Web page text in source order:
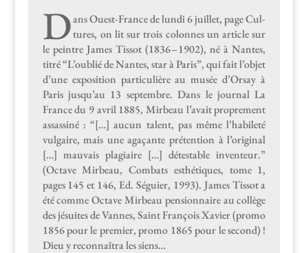
Dans Ouest-France de lun­di 6 juil­let, page Cul­
tures, on lit sur trois colonnes un arti­cle sur
le pein­tre James Tis­sot (1836 – 1902), né à Nantes,
titré “L’oublié de Nantes, star à Paris”, qui fait l’objet
d’une expo­si­tion par­ti­c­ulière au musée d’Orsay à
Paris jusqu’au 13 sep­tem­bre. Dans le jour­nal La
France du 9 avril 1885, Mir­beau l’avait pro­pre­ment
assas­s­iné : “[…] aucun tal­ent, pas même l’habileté
vul­gaire, mais une agaçante pré­ten­tion à l’original
[…] mau­vais pla­giaire […] détestable inven­teur.”
(Octave Mir­beau, Com­bats esthé­tiques, tome 1,
pages 145 et 146, Ed. Séguier, 1993). James Tis­sot a
été comme Octave Mir­beau pen­sion­naire au col­lège
des jésuites de Vannes, Saint François Xavier (pro­mo
1856 pour le pre­mier, pro­mo 1865 pour le sec­ond) !
Dieu y recon­naî­tra les siens…